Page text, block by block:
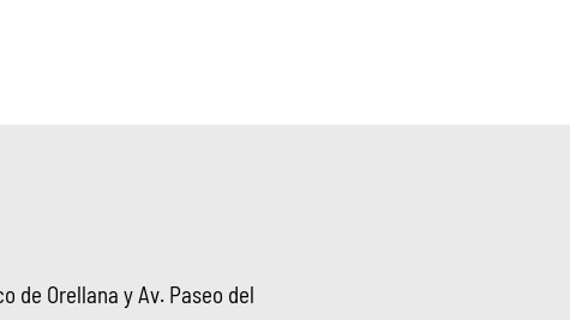
de Orellana y Av. Paseo del